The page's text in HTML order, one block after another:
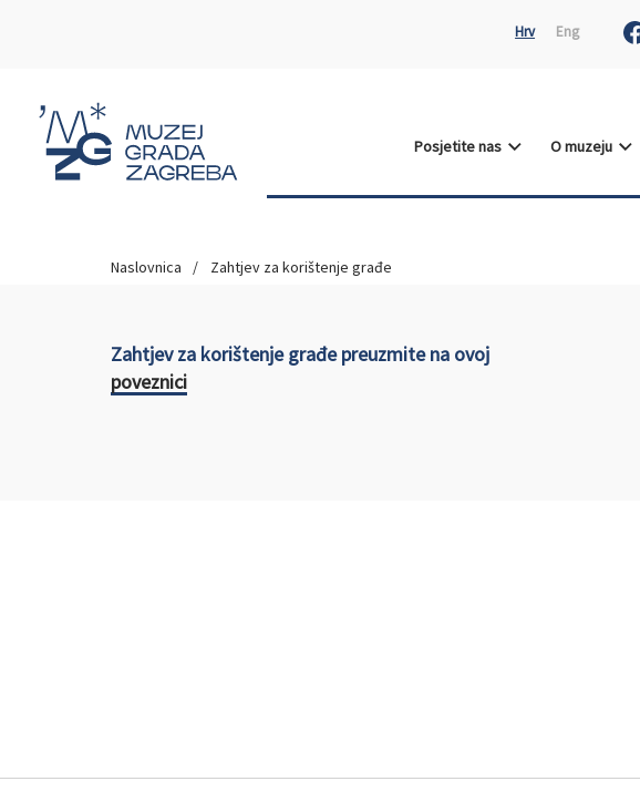
Hrv Eng
Posjetite nas O muzeju
Naslovnica Zahtjev za korištenje građe
Zahtjev za korištenje građe preuzmite na ovoj
poveznici